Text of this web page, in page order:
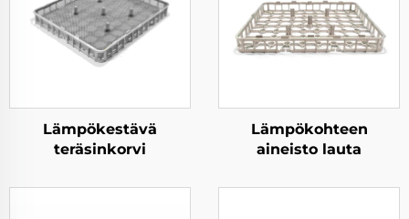
Lämpökestävä
teräsinkorvi
Lämpökohteen
aineisto lauta